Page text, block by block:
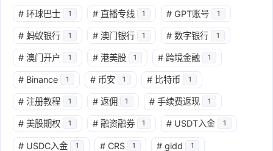
# 环球巴士 1 # 直播专线 1 # GPT账号 1
# 蚂蚁银行 1 # 澳门银行 1 # 数字银行 1
# 澳门开户 1 # 港美股 1 # 跨境金融 1
# Binance 1 # 币安 1 # 比特币 1
# 注册教程 1 # 返佣 1 # 手续费返现 1
# 美股期权 1 # 融资融券 1 # USDT入金 1
# USDC入金 1 # CRS 1 # gidd 1